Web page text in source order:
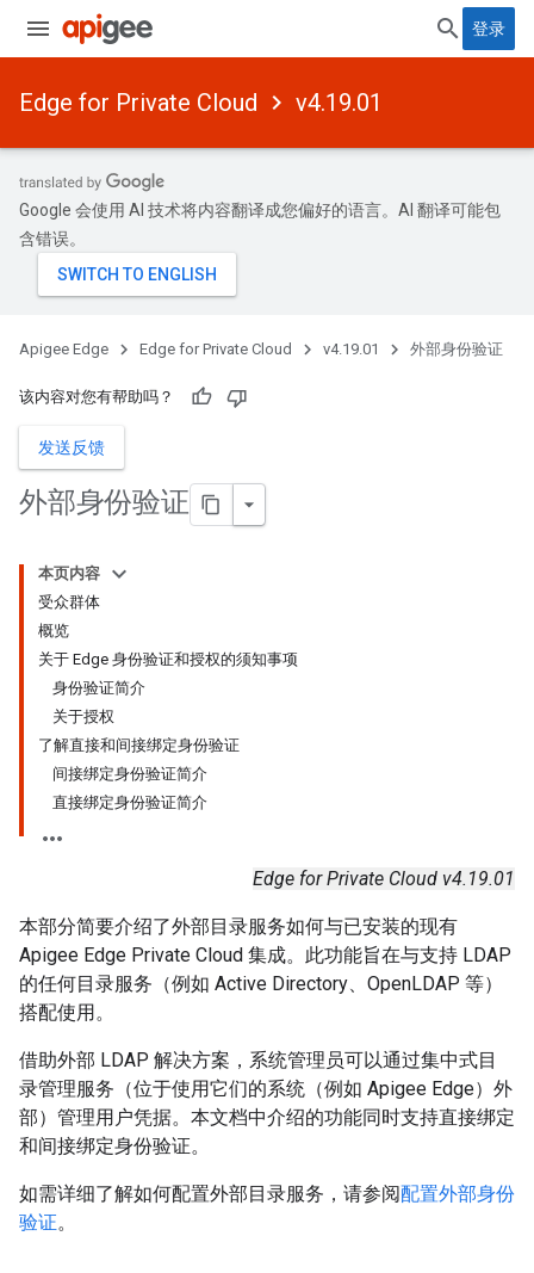
登录
Edge for Private Cloud v4.19.01
Google 会使用 AI 技术将内容翻译成您偏好的语言。AI 翻译可能包
含错误。
Apigee Edge Edge for Private Cloud v4.19.01 外部身份验证
该内容对您有帮助吗？
发送反馈
外部身份验证
本页内容
受众群体
概览
关于 Edge 身份验证和授权的须知事项
身份验证简介
关于授权
了解直接和间接绑定身份验证
间接绑定身份验证简介
直接绑定身份验证简介
Edge for Private Cloud v4.19.01
本部分简要介绍了外部目录服务如何与已安装的现有
Apigee Edge Private Cloud 集成。此功能旨在与支持 LDAP
的任何目录服务（例如 Active Directory、OpenLDAP 等）
搭配使用。
借助外部 LDAP 解决方案，系统管理员可以通过集中式目
录管理服务（位于使用它们的系统（例如 Apigee Edge）外
部）管理用户凭据。本文档中介绍的功能同时支持直接绑定
和间接绑定身份验证。
如需详细了解如何配置外部目录服务，请参阅配置外部身份
验证。